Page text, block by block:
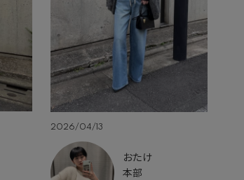
2026/04/13
おたけ
本部